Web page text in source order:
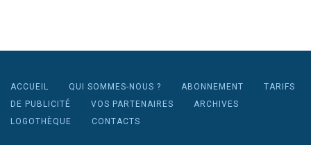
ACCUEIL QUI SOMMES-NOUS ? ABONNEMENT
TARIFS
DE PUBLICITÉ
VOS PARTENAIRES
ARCHIVES
LOGOTHÈQUE
CONTACTS